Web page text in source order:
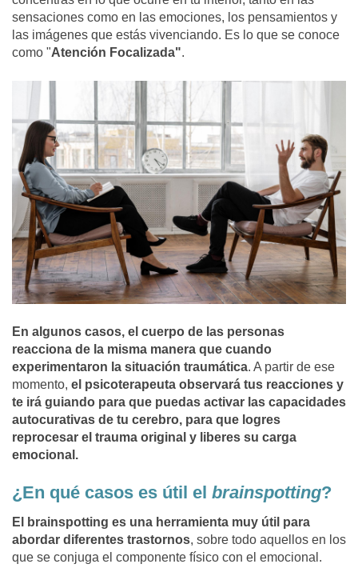
sensaciones como en las emociones, los pensamientos y
las imágenes que estás vivenciando. Es lo que se conoce
como "Atención Focalizada".
En algunos casos, el cuerpo de las personas
reacciona de la misma manera que cuando
experimentaron la situación traumática. A partir de ese
momento, el psicoterapeuta observará tus reacciones y
te irá guiando para que puedas activar las capacidades
autocurativas de tu cerebro, para que logres
reprocesar el trauma original y liberes su carga
emocional.
¿En qué casos es útil el brainspotting?
El brainspotting es una herramienta muy útil para
abordar diferentes trastornos, sobre todo aquellos en los
que se conjuga el componente físico con el emocional.